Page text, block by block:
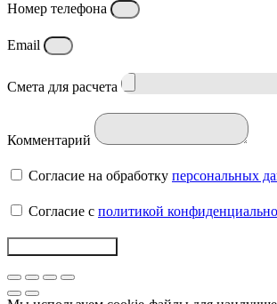
Номер телефона
Email
Смета для расчета
Комментарий
Согласие на обработку персональных
Согласие с политикой